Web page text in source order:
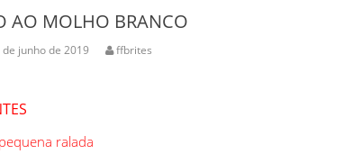
AO MOLHO BRANCO
junho de 2019 ffbrites
ralada